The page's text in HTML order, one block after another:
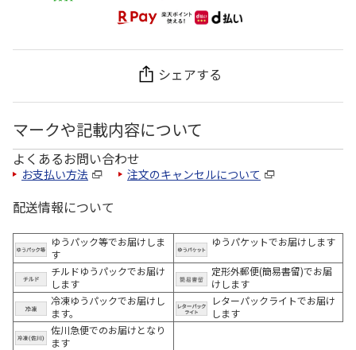
シェアする
マークや記載内容について
よくあるお問い合わせ
お支払い方法 注文のキャンセルについて
配送情報について
ゆうパック等でお届けしま
す
ゆうパケットでお届けします
チルドゆうパックでお届け
します
定形外郵便(簡易書留)でお届
けします
冷凍ゆうパックでお届けし
ます。
レターパックライトでお届け
します
佐川急便でのお届けとなり
ます